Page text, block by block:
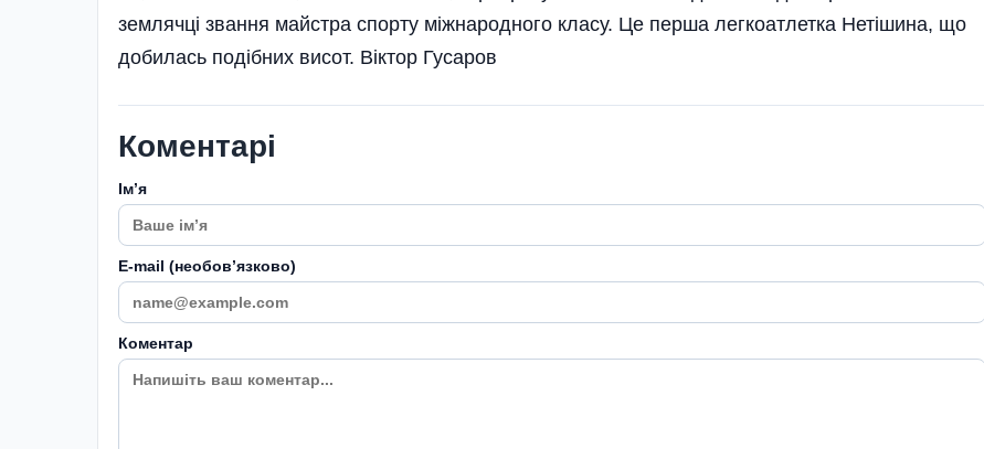
землячці звання майстра спорту міжнародного класу. Це перша легкоатлетка Нетішина, що
добилась подібних висот. Віктор Гусаров
Коментарі
Імʼя
E-mail (необовʼязково)
Коментар